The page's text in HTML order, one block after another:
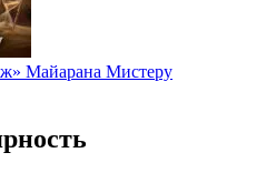
Майарана Мистеру